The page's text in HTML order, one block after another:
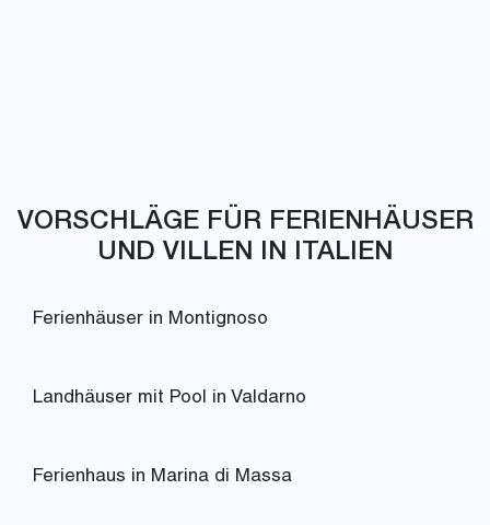
VORSCHLÄGE FÜR FERIENHÄUSER
UND VILLEN IN ITALIEN
Ferienhäuser in Montignoso
Landhäuser mit Pool in Valdarno
Ferienhaus in Marina di Massa